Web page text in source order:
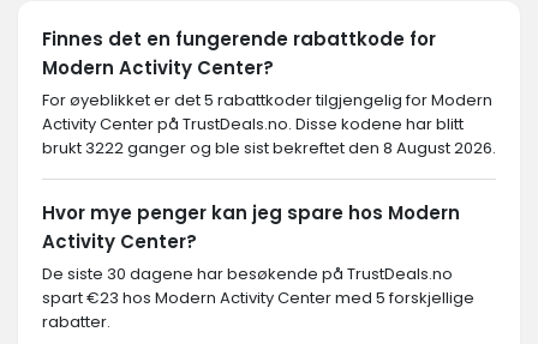
Finnes det en fungerende rabattkode for
Modern Activity Center?
For øyeblikket er det 5 rabattkoder tilgjengelig for Modern
Activity Center på TrustDeals.no. Disse kodene har blitt
brukt 3222 ganger og ble sist bekreftet den 8 August 2026.
Hvor mye penger kan jeg spare hos Modern
Activity Center?
De siste 30 dagene har besøkende på TrustDeals.no
spart €23 hos Modern Activity Center med 5 forskjellige
rabatter.